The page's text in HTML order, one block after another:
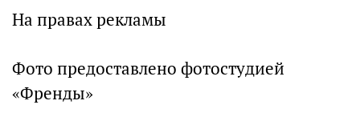
На правах рекламы
Фото предоставлено фотостудией
«Френды»